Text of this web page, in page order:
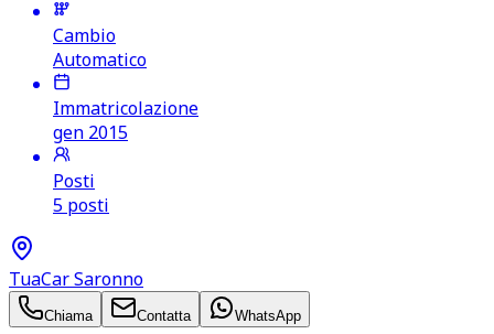
Cambio
Automatico
Immatricolazione
gen 2015
Posti
5 posti
TuaCar Saronno
Chiama Contatta WhatsApp